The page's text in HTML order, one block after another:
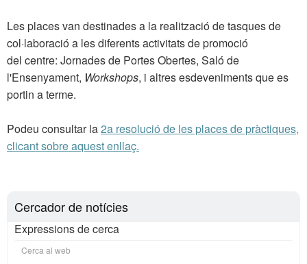
Les places van destinades a la realització de tasques de
col·laboració a les diferents activitats de promoció
del centre: Jornades de Portes Obertes, Saló de
l'Ensenyament, Workshops, i altres esdeveniments que es
portin a terme.
Podeu consultar la2a resolució de les places de pràctiques,
clicant sobre aquest enllaç.
Cercador de notícies
Expressions de cerca